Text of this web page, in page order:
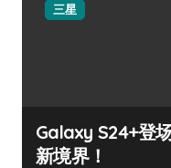
三星
Galaxy S24+登
新境界！